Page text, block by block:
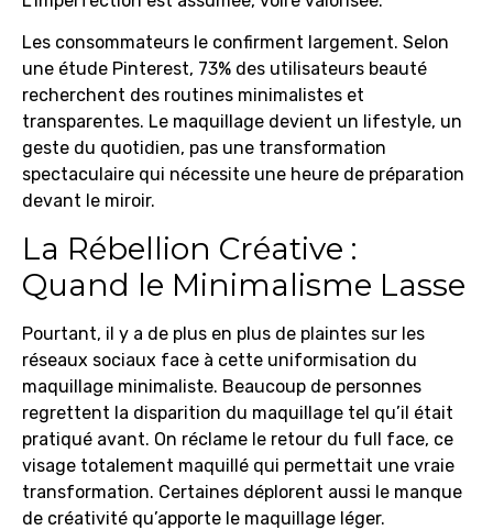
Les consommateurs le confirment largement. Selon
une étude Pinterest, 73% des utilisateurs beauté
recherchent des routines minimalistes et
transparentes. Le maquillage devient un lifestyle, un
geste du quotidien, pas une transformation
spectaculaire qui nécessite une heure de préparation
devant le miroir.
La Rébellion Créative :
Quand le Minimalisme Lasse
Pourtant, il y a de plus en plus de plaintes sur les
réseaux sociaux face à cette uniformisation du
maquillage minimaliste. Beaucoup de personnes
regrettent la disparition du maquillage tel qu’il était
pratiqué avant. On réclame le retour du full face, ce
visage totalement maquillé qui permettait une vraie
transformation. Certaines déplorent aussi le manque
de créativité qu’apporte le maquillage léger.